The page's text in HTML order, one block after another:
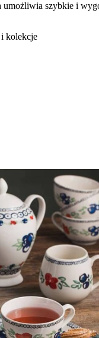
umożliwia szybkie i
i kolekcje